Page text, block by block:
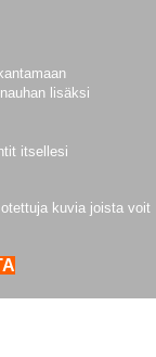
lisäksi
itsellesi
kuvia joista voit